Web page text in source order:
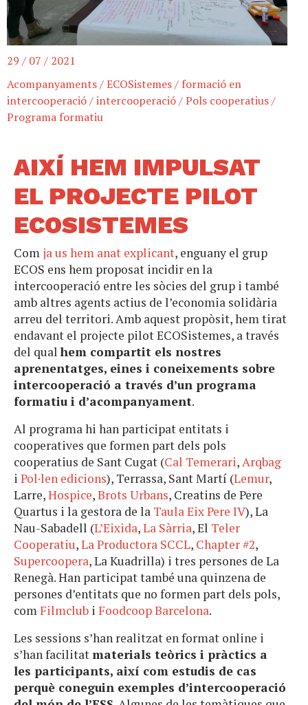
29 / 07 / 2021
Acompanyaments/ECOSistemes/ formació en
intercooperació/intercooperació/Pols cooperatius/
Programa formatiu
AIXÍ HEM IMPULSAT
EL PROJECTE PILOT
ECOSISTEMES
Com ja us hem anat explicant, enguany el grup
ECOS ens hem proposat incidir en la
intercooperació entre les sòcies del grup i també
amb altres agents actius de l’economia solidària
arreu del territori. Amb aquest propòsit, hem tirat
endavant el projecte pilot ECOSistemes, a través
del qualhem compartit els nostres
aprenentatges, eines i coneixements sobre
intercooperació a través d’un programa
formatiu i d’acompanyament.
Al programa hi han participat entitats i
cooperatives que formen part dels pols
cooperatius de Sant Cugat (Cal Temerari,Arqbag
i Pol·len edicions), Terrassa, Sant Martí (Lemur,
Larre,Hospice,Brots Urbans, Creatins de Pere
Quartus i la gestora de la Taula Eix Pere IV), La
Nau-Sabadell (L’Eixida,La Sàrria, El Teler
Cooperatiu,La Productora SCCL, Chapter #2,
Supercoopera, La Kuadrilla) i tres persones de La
Renegà. Han participat també una quinzena de
persones d’entitats que no formen part dels pols,
comFilmclub i Foodcoop Barcelona.
Les sessions s’han realitzat en format online i
s’han facilitatmaterials teòrics i pràctics a
les participants, així com estudis de cas
perquè coneguin exemples d’intercooperació